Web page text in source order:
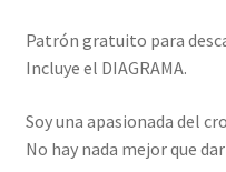
Patrón gratuito para
Incluye el DIAGRAMA.
Soy una apasionada del
No hay nada mejor que